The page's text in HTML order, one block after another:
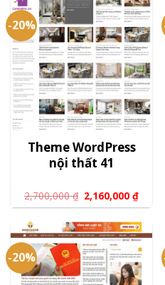
-20%
Theme WordPress
nội thất 41
2,700,000₫ 2,160,000₫
-20%